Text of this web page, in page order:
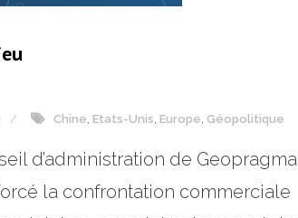
Chine Etats-Unis Europe Géopolitique
d’administration de Geopragma
la confrontation commerciale